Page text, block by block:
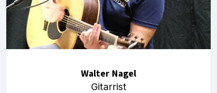
Walter Nagel
Gitarrist